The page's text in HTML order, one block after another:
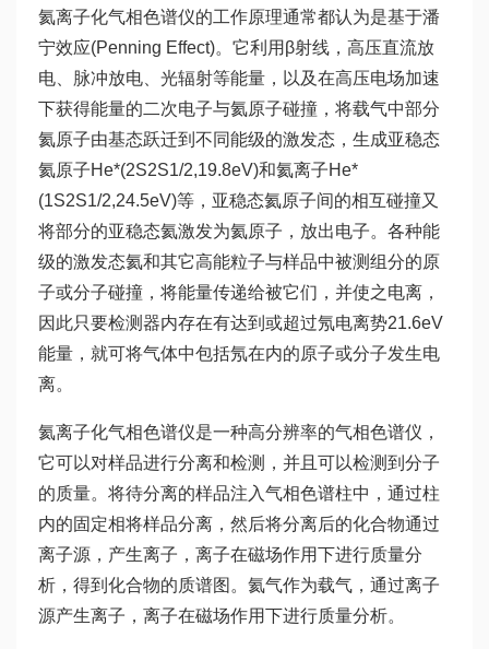
氦离子化气相色谱仪的工作原理通常都认为是基于潘
宁效应(Penning Effect)。它利用β射线，高压直流放
电、脉冲放电、光辐射等能量，以及在高压电场加速
下获得能量的二次电子与氦原子碰撞，将载气中部分
氦原子由基态跃迁到不同能级的激发态，生成亚稳态
氦原子He*(2S2S1/2,19.8eV)和氦离子He*
(1S2S1/2,24.5eV)等，亚稳态氦原子间的相互碰撞又
将部分的亚稳态氦激发为氦原子，放出电子。各种能
级的激发态氦和其它高能粒子与样品中被测组分的原
子或分子碰撞，将能量传递给被它们，并使之电离，
因此只要检测器内存在有达到或超过氖电离势21.6eV
能量，就可将气体中包括氖在内的原子或分子发生电
离。
氦离子化气相色谱仪是一种高分辨率的气相色谱仪，
它可以对样品进行分离和检测，并且可以检测到分子
的质量。将待分离的样品注入气相色谱柱中，通过柱
内的固定相将样品分离，然后将分离后的化合物通过
离子源，产生离子，离子在磁场作用下进行质量分
析，得到化合物的质谱图。氦气作为载气，通过离子
源产生离子，离子在磁场作用下进行质量分析。